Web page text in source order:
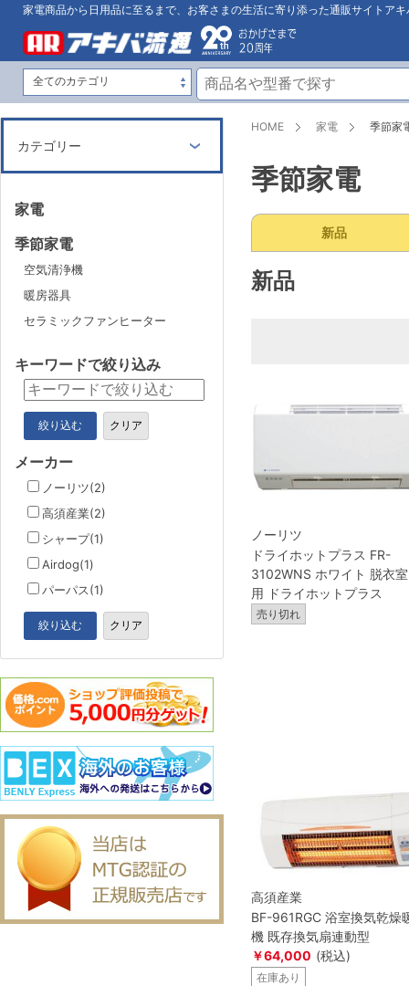
家電商品から日用品に至るまで、お客さまの生活に寄り添った通販サイトアキ
HOME 家電 季節家
季節家電
新品
新品
ノーリツ
ドライホットプラス FR-
3102WNS ホワイト 脱衣室
用 ドライホットプラス
売り切れ
高須産業
BF-961RGC 浴室換気乾燥
機 既存換気扇連動型
￥64,000 (税込)
在庫あり
カテゴリー
家電
季節家電
空気清浄機
暖房器具
セラミックファンヒーター
キーワードで絞り込み
絞り込む クリア
メーカー
ノーリツ(2)
高須産業(2)
シャープ(1)
Airdog(1)
パーパス(1)
絞り込む クリア